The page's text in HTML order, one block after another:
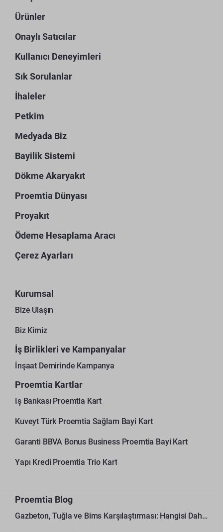
Ürünler
Onaylı Satıcılar
Kullanıcı Deneyimleri
Sık Sorulanlar
İhaleler
Petkim
Medyada Biz
Bayilik Sistemi
Dökme Akaryakıt
Proemtia Dünyası
Proyakıt
Ödeme Hesaplama Aracı
Çerez Ayarları
Kurumsal
Bize Ulaşın
Biz Kimiz
İş Birlikleri ve Kampanyalar
İnşaat Demirinde Kampanya
Proemtia Kartlar
İş Bankası Proemtia Kart
Kuveyt Türk Proemtia Sağlam Bayi Kart
Garanti BBVA Bonus Business Proemtia Bayi Kart
Yapı Kredi Proemtia Trio Kart
Proemtia Blog
Gazbeton, Tuğla ve Bims Karşılaştırması: Hangisi Daha Avantajlı?